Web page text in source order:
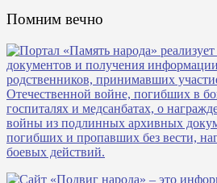
Помним вечно